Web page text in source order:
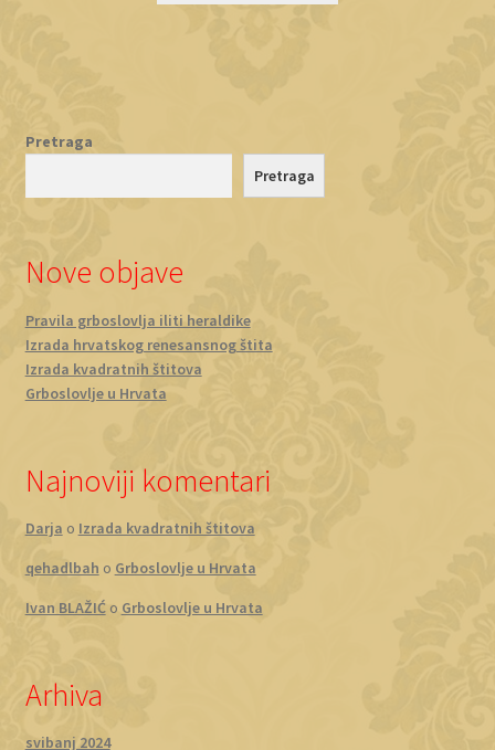
Pretraga
Pretraga
Nove objave
Pravila grboslovlja iliti heraldike
Izrada hrvatskog renesansnog štita
Izrada kvadratnih štitova
Grboslovlje u Hrvata
Najnoviji komentari
Darja o Izrada kvadratnih štitova
qehadlbah o Grboslovlje u Hrvata
Ivan BLAŽIĆo Grboslovlje u Hrvata
Arhiva
svibanj 2024